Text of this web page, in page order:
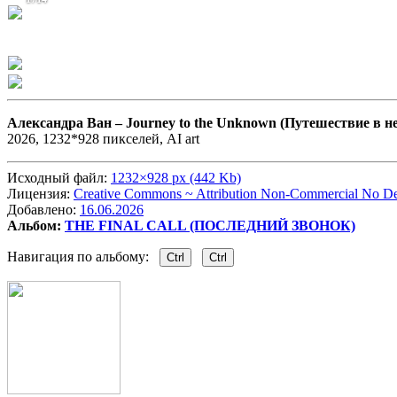
Александра Ван –Journey to the Unknown (Путешествие в
2026, 1232*928 пикселей, AI art
Исходный файл: 1232×928 px (442 Kb)
Лицензия: Creative Commons ~ Attribution Non-Commercial No
Добавлено: 16.06.2026
Альбом: THE FINAL CALL (ПОСЛЕДНИЙ ЗВОНОК)
Навигация по альбому: Ctrl Ctrl